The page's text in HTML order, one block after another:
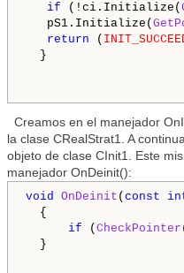
if (!ci.Initialize(
pS1.Initialize(
return (
}
Creamos en el manejador
la clase CRealStrat1. A
objeto de clase CInit1. Este
manejador OnDeinit():
void OnDeinit ( const
{
if ( CheckPointer
}